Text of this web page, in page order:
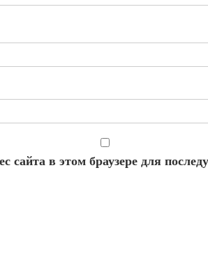
сайта в этом браузере для